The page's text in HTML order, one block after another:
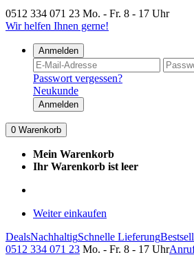
0512 334 071 23 Mo. - Fr. 8 - 17 Uhr
Wir helfen Ihnen gerne!
Anmelden
Passwort vergessen?
Neukunde
Anmelden
0 Warenkorb
Mein Warenkorb
Ihr Warenkorb ist leer
Weiter einkaufen
DealsNachhaltigSchnelle Lieferung
0512 334 071 23 Mo. - Fr. 8 - 17 Uhr